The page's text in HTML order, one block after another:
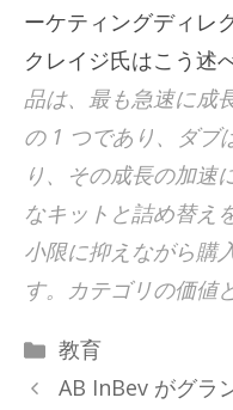
ーケティングディレ
クレイジ氏はこう述
品は、最も急速に成
の 1 つであり、ダブ
り、その成長の加速
なキットと詰め替え
小限に抑えながら購
す。カテゴリの価値
カ
テ
教育
AB InBev がグラ